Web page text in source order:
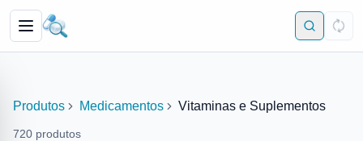
Produtos Medicamentos Vitaminas e Suplementos
720 produtos